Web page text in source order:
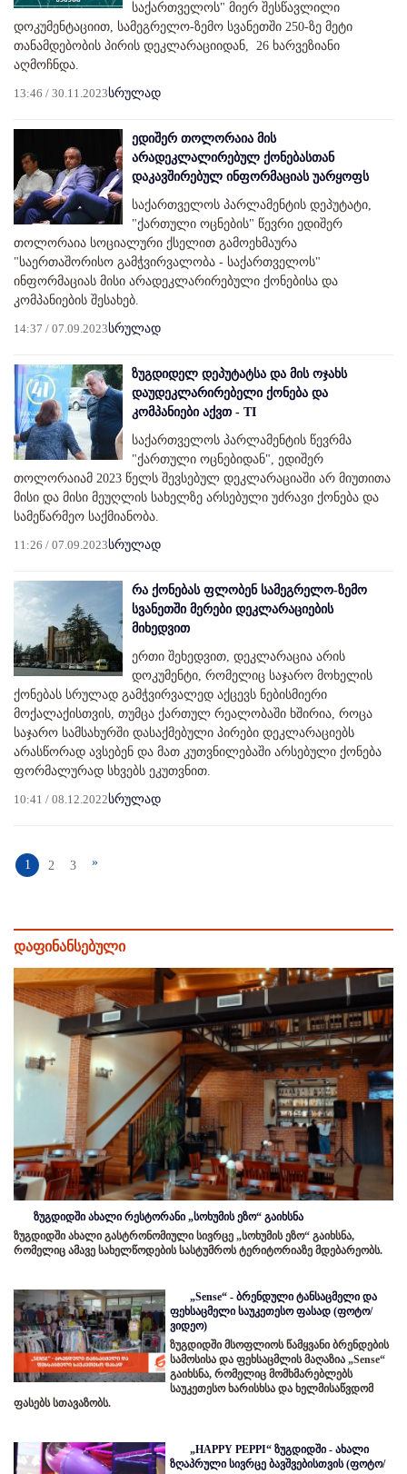
საქართველოს" მიერ შესწავლილი
დოკუმენტაციით, სამეგრელო-ზემო სვანეთში 250-ზე მეტი
თანამდებობის პირის დეკლარაციიდან, 26 ხარვეზიანი
აღმოჩნდა.
13:46 / 30.11.2023სრულად
ედიშერ თოლორაია მის
არადეკლალირებულ ქონებასთან
დაკავშირებულ ინფორმაციას უარყოფს
საქართველოს პარლამენტის დეპუტატი,
"ქართული ოცნების" წევრი ედიშერ
თოლორაია სოციალური ქსელით გამოეხმაურა
"საერთაშორისო გამჭვირვალობა - საქართველოს"
ინფორმაციას მისი არადეკლარირებული ქონებისა და
კომპანიების შესახებ.
14:37 / 07.09.2023სრულად
ზუგდიდელ დეპუტატსა და მის ოჯახს
დაუდეკლარირებელი ქონება და
კომპანიები აქვთ - TI
საქართველოს პარლამენტის წევრმა
"ქართული ოცნებიდან", ედიშერ
თოლორაიამ 2023 წელს შევსებულ დეკლარაციაში არ მიუთითა
მისი და მისი მეუღლის სახელზე არსებული უძრავი ქონება და
სამეწარმეო საქმიანობა.
11:26 / 07.09.2023სრულად
რა ქონებას ფლობენ სამეგრელო-ზემო
სვანეთში მერები დეკლარაციების
მიხედვით
ერთი შეხედვით, დეკლარაცია არის
დოკუმენტი, რომელიც საჯარო მოხელის
ქონებას სრულად გამჭვირვალედ აქცევს ნებისმიერი
მოქალაქისთვის, თუმცა ქართულ რეალობაში ხშირია, როცა
საჯარო სამსახურში დასაქმებული პირები დეკლარაციებს
არასწორად ავსებენ და მათ კუთვნილებაში არსებული ქონება
ფორმალურად სხვებს ეკუთვნით.
10:41 / 08.12.2022სრულად
1 2 3 »
დაფინანსებული
ზუგდიდში ახალი რესტორანი „სოხუმის ეზო“ გაიხსნა
ზუგდიდში ახალი გასტრონომიული სივრცე „სოხუმის ეზო“ გაიხსნა,
რომელიც ამავე სახელწოდების სასტუმროს ტერიტორიაზე მდებარეობს.
„Sense“ - ბრენდული ტანსაცმელი და
ფეხსაცმელი საუკეთესო ფასად (ფოტო/
ვიდეო)
ზუგდიდში მსოფლიოს წამყვანი ბრენდების
სამოსისა და ფეხსაცმლის მაღაზია „Sense“
გაიხსნა, რომელიც მომხმარებლებს
საუკეთესო ხარისხსა და ხელმისაწვდომ
ფასებს სთავაზობს.
„HAPPY PEPPI“ ზუგდიდში - ახალი
ზღაპრული სივრცე ბავშვებისთვის (ფოტო/